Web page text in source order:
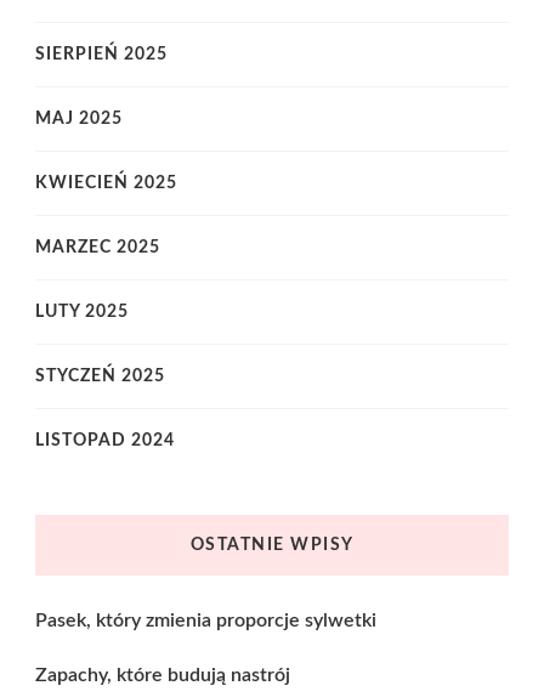
SIERPIEŃ 2025
MAJ 2025
KWIECIEŃ 2025
MARZEC 2025
LUTY 2025
STYCZEŃ 2025
LISTOPAD 2024
OSTATNIE WPISY
Pasek, który zmienia proporcje sylwetki
Zapachy, które budują nastrój